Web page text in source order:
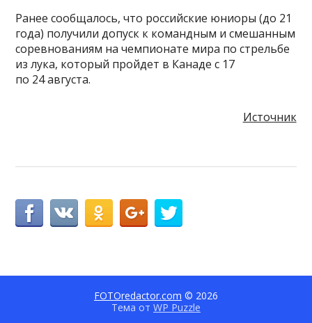
Ранее сообщалось, что российские юниоры (до 21
года) получили допуск к командным и смешанным
соревнованиям на чемпионате мира по стрельбе
из лука, который пройдет в Канаде с 17
по 24 августа.
Источник
FOTOredactor.com © 2026
Тема от WP Puzzle